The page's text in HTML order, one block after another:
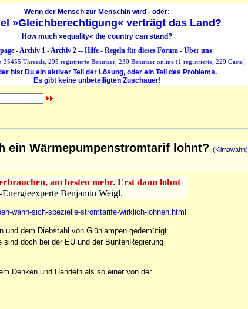
Wenn der Mensch zur MenschIn wird - oder:
»Gleichberechtigung« verträgt das Land?
How much »equality« the country can stand?
-Archiv 1-Archiv 2-- Hilfe- Regeln für dieses Forum- Über uns
35455 Threads, 295 registrierte Benutzer, 230 Benutzer online (1 registrierte, 229 Gäste)
bist Du ein aktiver Teil der Lösung, oder ein Teil des Problems.
Es gibt keine unbeteiligten Zuschauer!
ein Wärmepumpenstromtarif lohnt? (Klimawahn)
am besten mehr. Erst dann lohnt
Benjamin Weigl.
wann-sich-spezielle-stromtarife-wirklich-lohnen.html
und dem Diebstahl von Glühlampen gedemütigt ...
doch bei der EU und der BuntenRegierung
Denken und Handeln als so einer von der